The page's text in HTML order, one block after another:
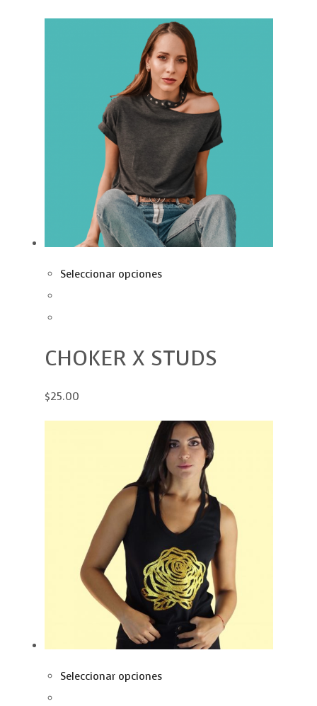
Seleccionar opciones
CHOKER X STUDS
$25.00
Seleccionar opciones